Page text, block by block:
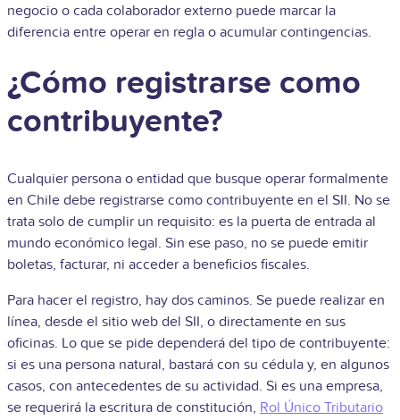
negocio o cada colaborador externo puede marcar la
diferencia entre operar en regla o acumular contingencias.
¿Cómo registrarse como
contribuyente?
Cualquier persona o entidad que busque operar formalmente
en Chile debe registrarse como contribuyente en el SII. No se
trata solo de cumplir un requisito: es la puerta de entrada al
mundo económico legal. Sin ese paso, no se puede emitir
boletas, facturar, ni acceder a beneficios fiscales.
Para hacer el registro, hay dos caminos. Se puede realizar en
línea, desde el sitio web del SII, o directamente en sus
oficinas. Lo que se pide dependerá del tipo de contribuyente:
si es una persona natural, bastará con su cédula y, en algunos
casos, con antecedentes de su actividad. Si es una empresa,
se requerirá la escritura de constitución, Rol Único Tributario